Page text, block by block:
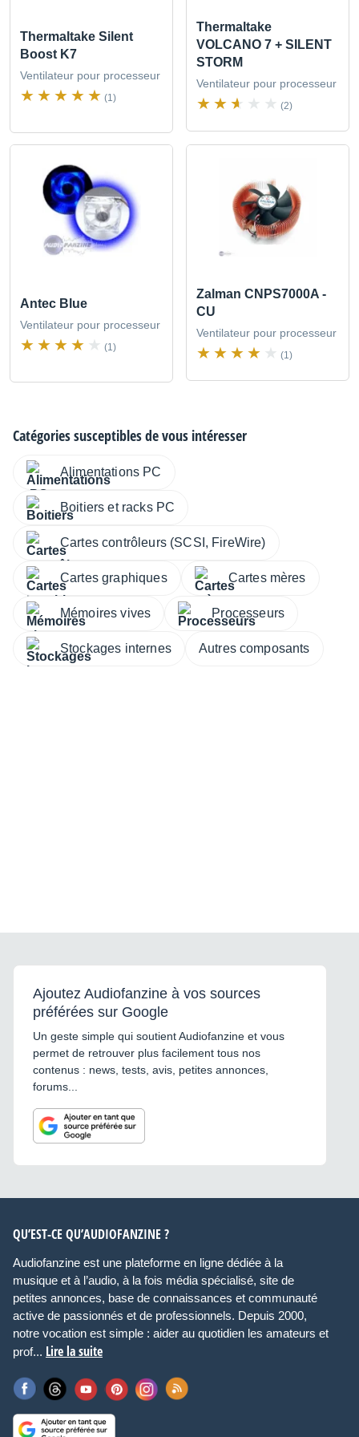
Thermaltake Silent
Boost K7
Ventilateur pour processeur
(1)
Thermaltake
VOLCANO 7 + SILENT
STORM
Ventilateur pour processeur
(2)
Antec Blue
Ventilateur pour processeur
(1)
Zalman CNPS7000A -
CU
Ventilateur pour processeur
(1)
Catégories susceptibles de vous intéresser
Alimentations PC
Boitiers et racks PC
Cartes contrôleurs (SCSI, FireWire)
Cartes graphiques Cartes mères
Mémoires vives Processeurs
Stockages internes Autres composants
Ajoutez Audiofanzine à vos sources
préférées sur Google
Un geste simple qui soutient Audiofanzine et vous
permet de retrouver plus facilement tous nos
contenus : news, tests, avis, petites annonces,
forums...
QU’EST-CE QU’AUDIOFANZINE ?
Audiofanzine est une plateforme en ligne dédiée à la
musique et à l’audio, à la fois média spécialisé, site de
petites annonces, base de connaissances et communauté
active de passionnés et de professionnels. Depuis 2000,
notre vocation est simple : aider au quotidien les amateurs et
prof... Lire la suite